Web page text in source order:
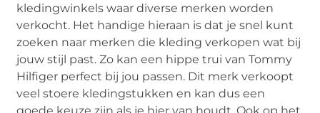
kledingwinkels waar diverse merken worden
verkocht. Het handige hieraan is dat je snel kunt
zoeken naar merken die kleding verkopen wat bij
jouw stijl past. Zo kan een hippe trui van Tommy
Hilfiger perfect bij jou passen. Dit merk verkoopt
veel stoere kledingstukken en kan dus een
goede keuze zijn als je hier van houdt. Ook op het